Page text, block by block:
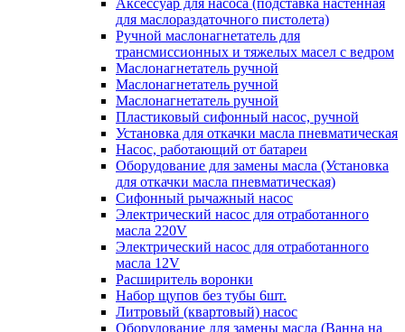
Аксессуар для насоса (подставка настенная
для маслораздаточного пистолета)
Ручной маслонагнетатель для
трансмиссионных и тяжелых масел с ведром
Маслонагнетатель ручной
Маслонагнетатель ручной
Маслонагнетатель ручной
Пластиковый сифонный насос, ручной
Установка для откачки масла пневматическая
Насос, работающий от батареи
Оборудование для замены масла (Установка
для откачки масла пневматическая)
Сифонный рычажный насос
Электрический насос для отработанного
масла 220V
Электрический насос для отработанного
масла 12V
Расширитель воронки
Набор щупов без тубы 6шт.
Литровый (квартовый) насос
Оборудование для замены масла (Ванна на